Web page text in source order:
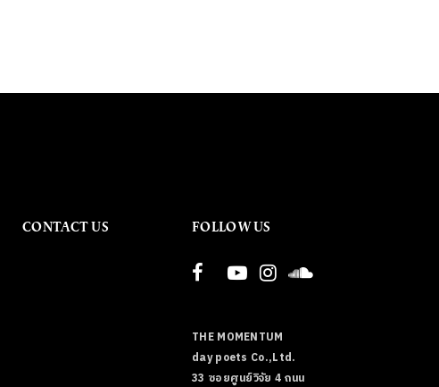
CONTACT US FOLLOW US
THE MOMENTUM
day poets Co.,Ltd.
33 ซอยศูนย์วิจัย 4 ถนน